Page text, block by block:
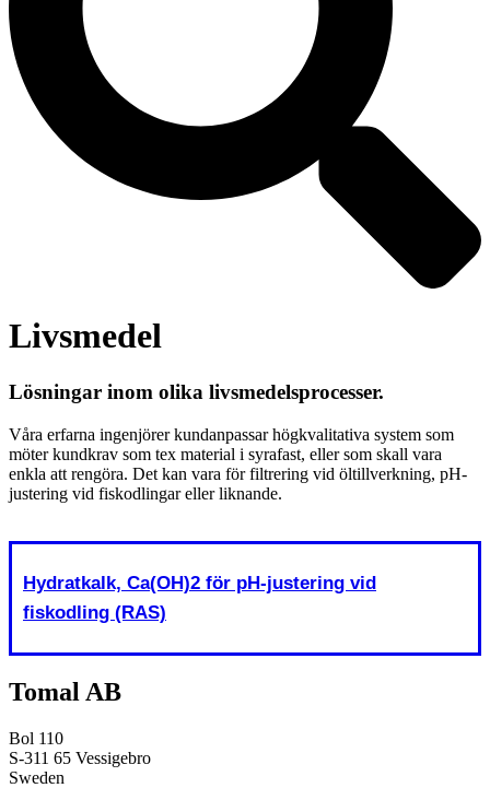
Livsmedel
Lösningar inom olika livsmedelsprocesser.
Våra erfarna ingenjörer kundanpassar högkvalitativa system som
möter kundkrav som tex material i syrafast, eller som skall vara
enkla att rengöra. Det kan vara för filtrering vid öltillverkning, pH-
justering vid fiskodlingar eller liknande.
Hydratkalk, Ca(OH)2 för pH-justering vid
fiskodling (RAS)
Tomal AB
Bol 110
S-311 65 Vessigebro
Sweden